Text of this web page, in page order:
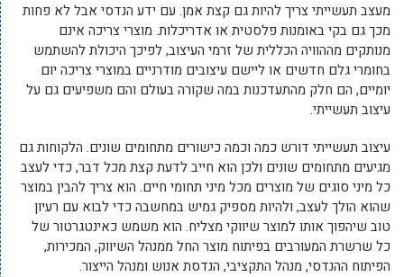
מעצב תעשייתי צריך להיות גם קצת אמן. עם ידע הנדסי אבל לא פחות
מכך גם בקי באומנות פלסטית או אדריכלות. מוצרי צריכה אינם
מנותקים מההוויה הכללית של זרמי העיצוב, לפיכך היכולת להשתמש
בחומרי גלם חדשים או ליישם עיצובים מודרניים במוצרי צריכה יום
יומיים, הם חלק מהתעדכנות במה שקורה בעולם והם משפיעים גם על
עיצוב תעשייתי.
עיצוב תעשייתי דורש כמה וכמה כישורים מתחומים שונים. הלקוחות גם
מגיעים מתחומים שונים ולכן הוא חייב לדעת קצת מכל דבר, כדי לעצב
כל מיני סוגים של מוצרים מכל מיני תחומי חיים. הוא צריך להבין במוצר
שהוא הולך לעצב, ולהיות מספיק גמיש במחשבה כדי לבוא עם רעיון
טוב שיהפוך אותו למוצר שיווקי מצליח. הוא משמש כאינטגרטור של
כל שרשרת המעורבים בפיתוח מוצר החל ממנהל השיווק, המכירות,
הפיתוח ההנדסי, מנהל התקציבי, הנדסת אנוש ומנהל הייצור.